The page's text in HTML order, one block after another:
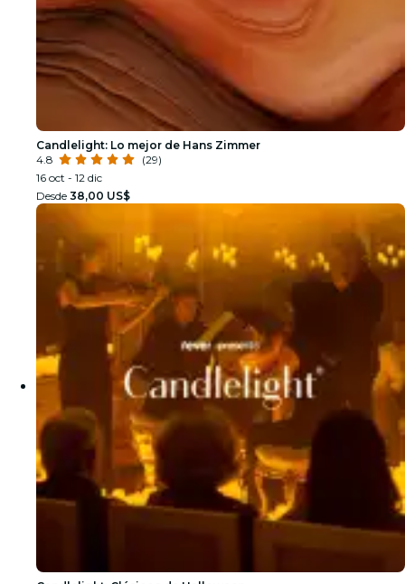
Candlelight: Lo mejor de Hans Zimmer
4.8
(29)
16 oct - 12 dic
Desde 38,00 US$